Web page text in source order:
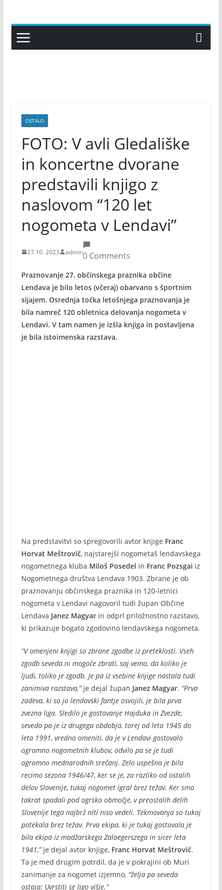
content
OSTALO
FOTO: V avli Gledališke
in koncertne dvorane
predstavili knjigo z
naslovom “120 let
nogometa v Lendavi”
27.10. 2023 admin0 Comments
Praznovanje 27. občinskega praznika občine
Lendava je bilo letos (včeraj) obarvano s športnim
sijajem. Osrednja točka letošnjega praznovanja je
bila namreč 120 obletnica delovanja nogometa v
Lendavi. V tam namen je izšla knjiga in postavljena
je bila istoimenska razstava.
Na predstavitvi so spregovorili avtor knjige Franc
Horvat Meštrovič, najstarejši nogometaš lendavskega
nogometnega kluba Miloš Posedel in Franc Pozsgai iz
Nogometnega društva Lendava 1903. Zbrane je ob
praznovanju občinskega praznika in 120-letnici
nogometa v Lendavi nagovoril tudi župan Občine
Lendava Janez Magyarin odprl priložnostno razstavo,
ki prikazuje bogato zgodovino lendavskega nogometa.
“V omenjeni knjigi so zbrane zgodbe iz preteklosti. Vseh
zgodb seveda ni mogoče zbrati, saj vemo, da koliko je
ljudi, toliko je zgodb. Je pa iz vsebine knjige nastala tudi
zanimiva razstava,”je dejal župan Janez Magyar. “Prva
zadeva, ki so jo lendavski fantje osvojili, je bila prva
zvezna liga. Sledilo je gostovanje Hajduka in Zvezde,
seveda pa je iz drugega obdobja, torej od leta 1945 do
leta 1991, vredno omeniti, da je v Lendavi gostovalo
ogromno nogometnih klubov, odvilo pa se je tudi
ogromno mednarodnih srečanj. Zelo uspešna je bila
recimo sezona 1946/47, ker se je, za razliko od ostalih
delov Slovenije, tukaj nogomet igral brez težav. Ker smo
takrat spadali pod ogrsko območje, v preostalih delih
Slovenije tega najbrž niti niso vedeli. Tekmovanja so tukaj
potekala brez težav. Prva ekipa, ki je tukaj gostovala je
bila ekipa iz madžarskega Zalaegerszega in sicer leta
1941,”je dejal avtor knjige, Franc Horvat Meštrovič.
Ta je med drugim potrdil, da je v pokrajini ob Muri
zanimanje za nogomet izjemno, “želja pa seveda
ostaja: Uvrstiti se ligo višje.”